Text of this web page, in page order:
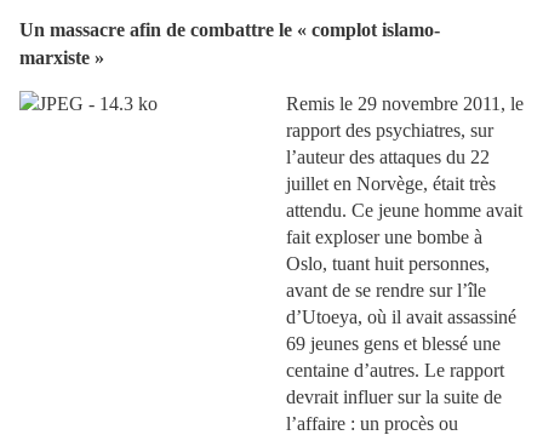
Un massacre afin de combattre le « complot islamo-
marxiste »
Remis le 29 novembre 2011, le
rapport des psychiatres, sur
l’auteur des attaques du 22
juillet en Norvège, était très
attendu. Ce jeune homme avait
fait exploser une bombe à
Oslo, tuant huit personnes,
avant de se rendre sur l’île
d’Utoeya, où il avait assassiné
69 jeunes gens et blessé une
centaine d’autres. Le rapport
devrait influer sur la suite de
l’affaire : un procès ou